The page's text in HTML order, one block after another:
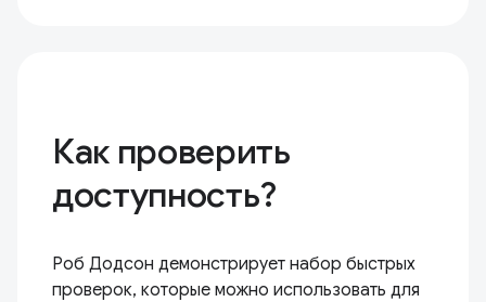
Как проверить
доступность?
Роб Додсон демонстрирует набор быстрых
проверок, которые можно использовать для